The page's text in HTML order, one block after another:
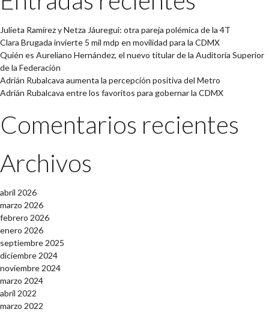
Julieta Ramírez y Netza Jáuregui: otra pareja polémica de la 4T
Clara Brugada invierte 5 mil mdp en movilidad para la CDMX
Quién es Aureliano Hernández, el nuevo titular de la Auditoría Superior
de la Federación
Adrián Rubalcava aumenta la percepción positiva del Metro
Adrián Rubalcava entre los favoritos para gobernar la CDMX
Comentarios recientes
Archivos
abril 2026
marzo 2026
febrero 2026
enero 2026
septiembre 2025
diciembre 2024
noviembre 2024
marzo 2024
abril 2022
marzo 2022